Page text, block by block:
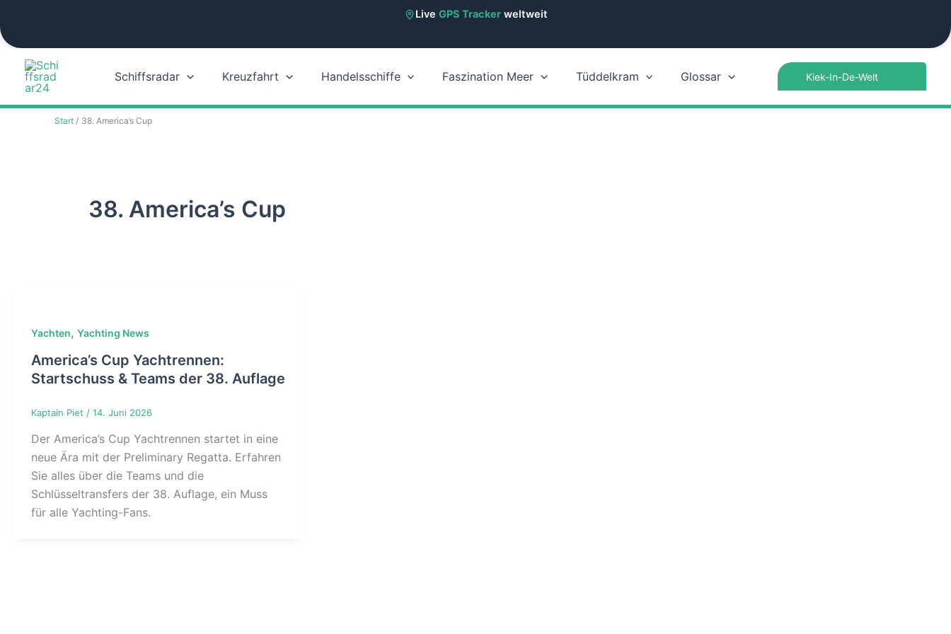
Live GPS Trackerweltweit
Zum
springen
Schiffsradar Kreuzfahrt Handelsschiffe Faszination Meer Tüddelkram Glossar
Start 38. America’s Cup
38. America’s Cup
Yachten, Yachting News
America’s Cup Yachtrennen:
Startschuss & Teams der 38. Auflage
Kaptain Piet / 14. Juni 2026
Der America’s Cup Yachtrennen startet in eine
neue Ära mit der Preliminary Regatta. Erfahren
Sie alles über die Teams und die
Schlüsseltransfers der 38. Auflage, ein Muss
für alle Yachting-Fans.